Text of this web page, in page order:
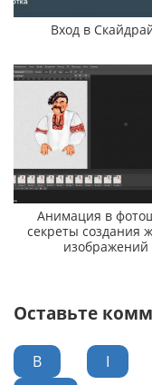
Вход в
Анимация в
секреты создания
изображений
Оставьте
B I